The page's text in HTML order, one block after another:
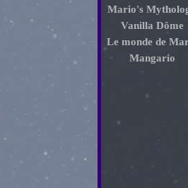
Mario's
Vanilla Dôme
Le monde de
Mangario